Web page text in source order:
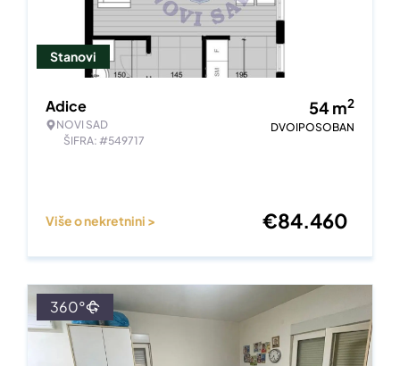
Stanovi
Adice
NOVI SAD
ŠIFRA: #549717
54m2
DVOIPOSOBAN
Više o nekretnini > €84.460
360°